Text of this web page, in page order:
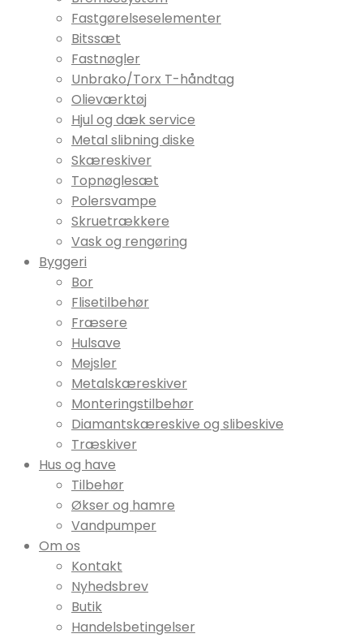
Fastgørelseselementer
Bitssæt
Fastnøgler
Unbrako/Torx T-håndtag
Olieværktøj
Hjul og dæk service
Metal slibning diske
Skæreskiver
Topnøglesæt
Polersvampe
Skruetrækkere
Vask og rengøring
Byggeri
Bor
Flisetilbehør
Fræsere
Hulsave
Mejsler
Metalskæreskiver
Monteringstilbehør
Diamantskæreskive og slibeskive
Træskiver
Hus og have
Tilbehør
Økser og hamre
Vandpumper
Om os
Kontakt
Nyhedsbrev
Butik
Handelsbetingelser